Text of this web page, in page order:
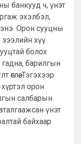
банкууд ч, үнэт
эхэлбэл,
Орон сууцны
хүү
болох
барилгын
Тэгэхээр
хүртэл орон
салбарын
үнэт
байхаар